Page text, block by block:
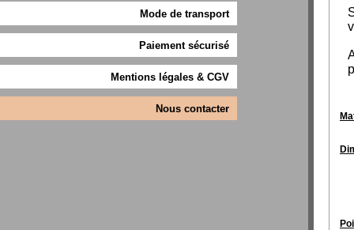
Mode de transport
Paiement sécurisé
Mentions légales & CGV
Nous contacter